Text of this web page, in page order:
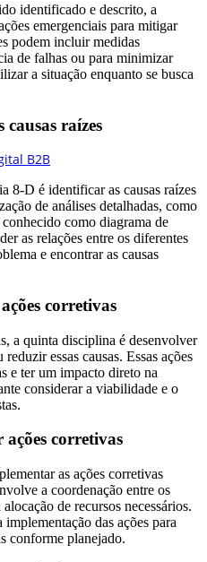
identificado e descrito, a
emergenciais para mitigar
podem incluir medidas
de falhas ou para minimizar
a situação enquanto se busca
raízes
8-D é identificar as causas raízes
de análises detalhadas, como
como diagrama de
as relações entre os diferentes
e encontrar as causas
corretivas
a quinta disciplina é desenvolver
essas causas. Essas ações
e ter um impacto direto na
considerar a viabilidade e o
corretivas
as ações corretivas
a coordenação entre os
de recursos necessários.
das ações para
conforme planejado.